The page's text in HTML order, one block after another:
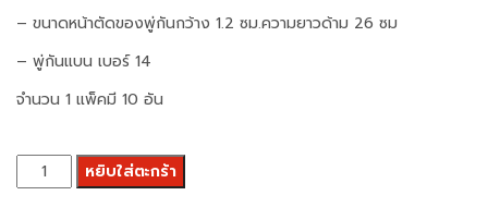
price
was:
฿470.00.
price
– ขนาดหน้าตัดของพู่กันกว้าง 1.2 ซม.ความยาวด้าม 26 ซม
– พู่กันแบน เบอร์ 14
จำนวน 1 แพ็คมี 10 อัน
จำนวน
พู่กัน
หยิบใส่ตะกร้า